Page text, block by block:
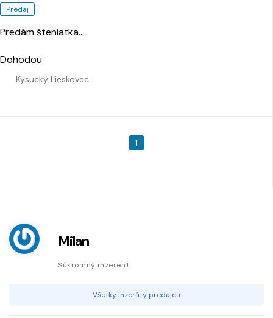
Predaj
Predám šteniatka…
Kysucký Lieskovec
Dohodou
1
Milan
Súkromný inzerent
Všetky inzeráty predajcu